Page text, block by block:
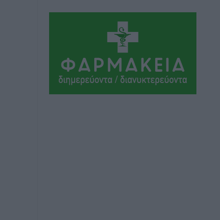
πριν 7 ώρες
ΣΕΤΕ: Σημαντική θεσμική εξέλιξη η
ΚΥΑ για το ΕΧΠ για τον τουρισμό
Ειδήσεις• πριν 7 ώρες